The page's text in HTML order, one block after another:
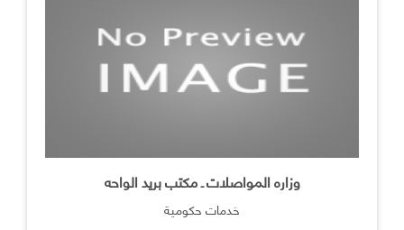
وزاره المواصلات ـ مكتب بريد الواحه
خدمات حكومية